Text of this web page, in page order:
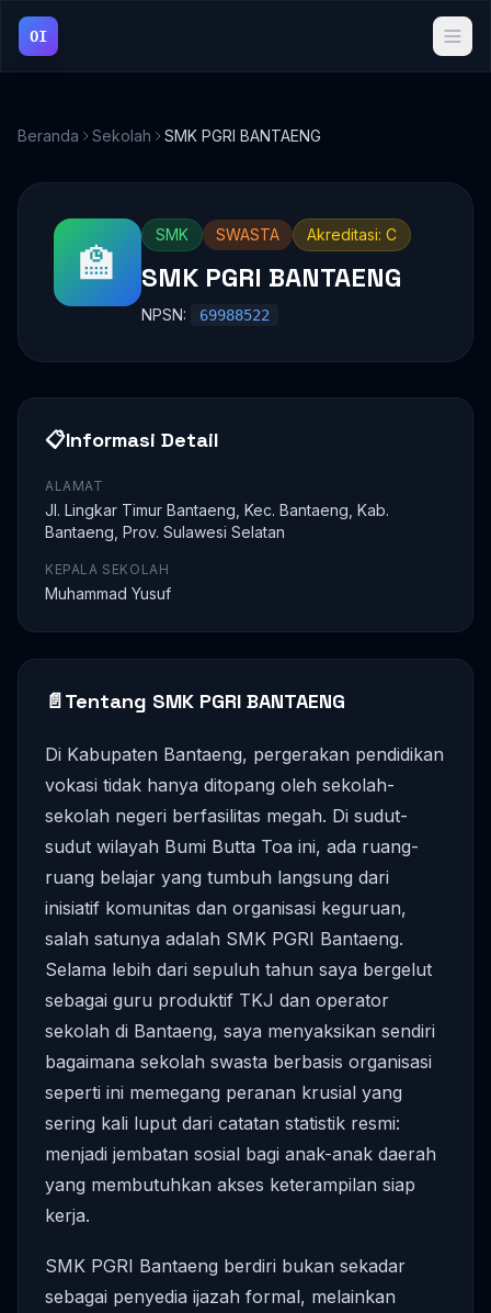
OI
Beranda Sekolah SMK PGRI BANTAENG
🏫
SMK SWASTA Akreditasi: C
SMK PGRI BANTAENG
NPSN: 69988522
📋Informasi Detail
ALAMAT
Jl. Lingkar Timur Bantaeng, Kec. Bantaeng, Kab.
Bantaeng, Prov. Sulawesi Selatan
KEPALA SEKOLAH
Muhammad Yusuf
📄Tentang SMK PGRI BANTAENG
Di Kabupaten Bantaeng, pergerakan pendidikan
vokasi tidak hanya ditopang oleh sekolah-
sekolah negeri berfasilitas megah. Di sudut-
sudut wilayah Bumi Butta Toa ini, ada ruang-
ruang belajar yang tumbuh langsung dari
inisiatif komunitas dan organisasi keguruan,
salah satunya adalah SMK PGRI Bantaeng.
Selama lebih dari sepuluh tahun saya bergelut
sebagai guru produktif TKJ dan operator
sekolah di Bantaeng, saya menyaksikan sendiri
bagaimana sekolah swasta berbasis organisasi
seperti ini memegang peranan krusial yang
sering kali luput dari catatan statistik resmi:
menjadi jembatan sosial bagi anak-anak daerah
yang membutuhkan akses keterampilan siap
kerja.
SMK PGRI Bantaeng berdiri bukan sekadar
sebagai penyedia ijazah formal, melainkan